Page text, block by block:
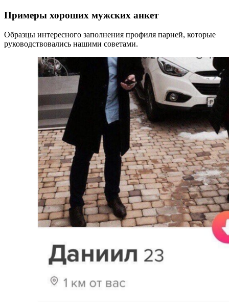
Примеры хороших мужских анкет
Образцы интересного заполнения профиля парней, которые
руководствовались нашими советами.